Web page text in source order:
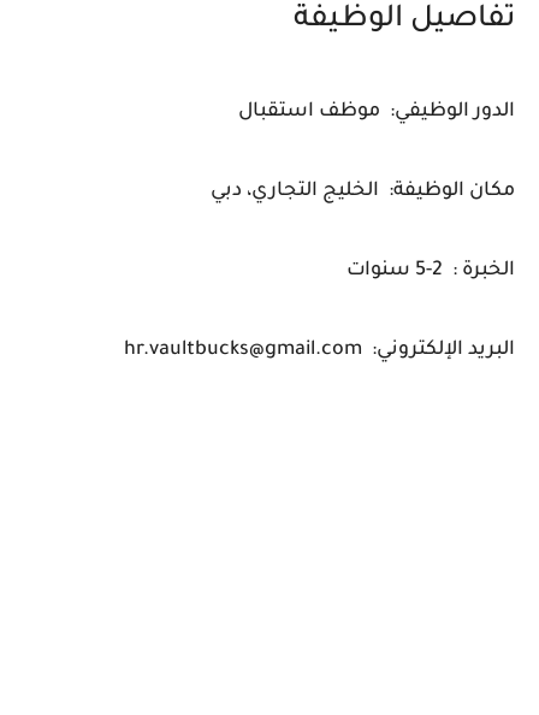
تفاصيل الوظيفة
الدور الوظيفي: موظف استقبال
مكان الوظيفة: الخليج التجاري، دبي
الخبرة : 2-5 سنوات
البريد الإلكتروني: hr.vaultbucks@gmail.com